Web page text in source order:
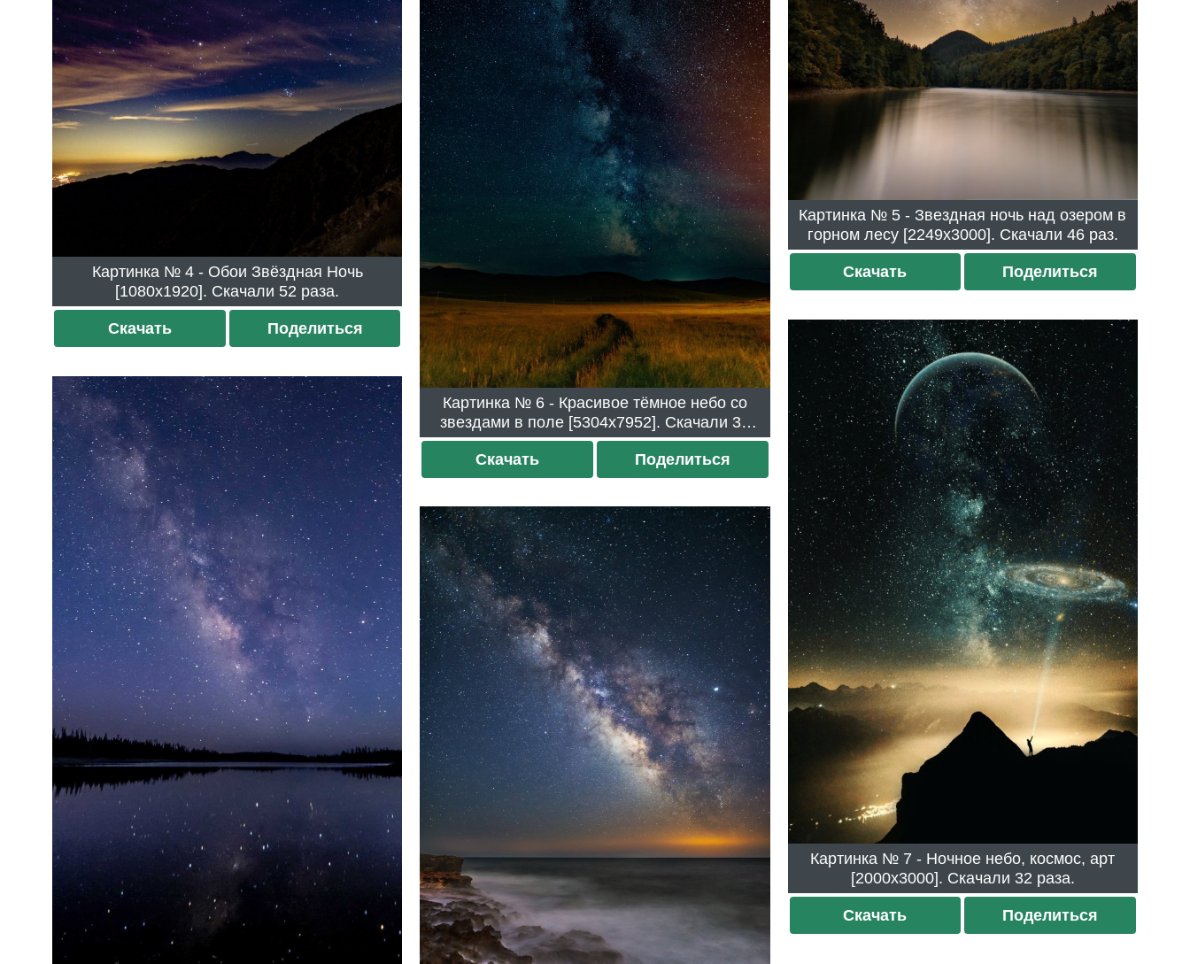
Картинка № 4 - Обои Звёздная Ночь
[1080x1920]. Скачали 52 раза.
Скачать Поделиться
Картинка № 5 - Звездная ночь над озером в
горном лесу [2249x3000]. Скачали 46 раз.
Скачать Поделиться
Картинка № 6 - Красивое тёмное небо со
звездами в поле [5304x7952]. Скачали 39
раз.
Скачать
Поделиться
Картинка № 7 - Ночное небо, космос, арт
[2000x3000]. Скачали 32 раза.
Скачать Поделиться